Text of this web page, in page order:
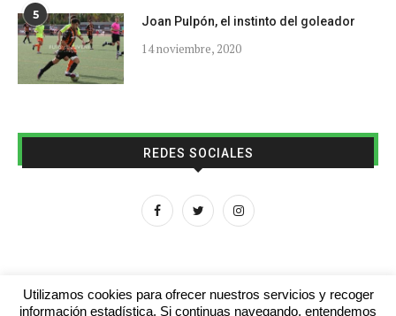
5 Joan Pulpón, el instinto del goleador
14 noviembre, 2020
REDES SOCIALES
Utilizamos cookies para ofrecer nuestros servicios y recoger
información estadística. Si continuas navegando, entendemos